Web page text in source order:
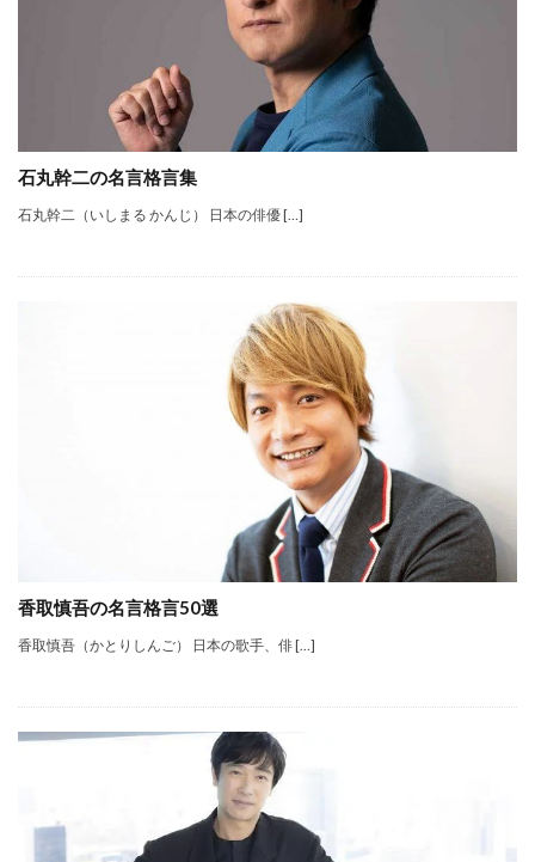
石丸幹二の名言格言集
石丸幹二（いしまる かんじ） 日本の俳優 […]
香取慎吾の名言格言50選
香取慎吾（かとりしんご） 日本の歌手、俳 […]